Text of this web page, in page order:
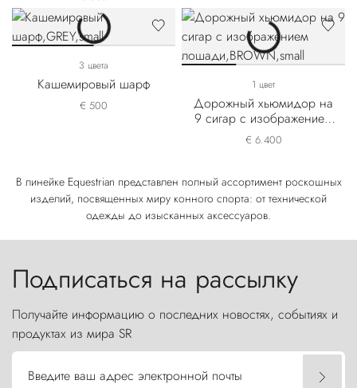
3 цвета
Кашемировый шарф
€ 500
1 цвет
Дорожный хьюмидор на
9 сигар с изображением
лошади
€ 6.400
В линейке Equestrian представлен полный ассортимент роскошных
изделий, посвященных миру конного спорта: от технической
одежды до изысканных аксессуаров.
Подписаться на рассылку
Получайте информацию о последних новостях, событиях и
продуктах из мира SR
Введите ваш адрес электронной почты